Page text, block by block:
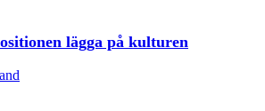
lägga på kulturen